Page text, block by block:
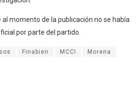
momento de la publicación no se había
por parte del partido.
Finabien MCCI Morena